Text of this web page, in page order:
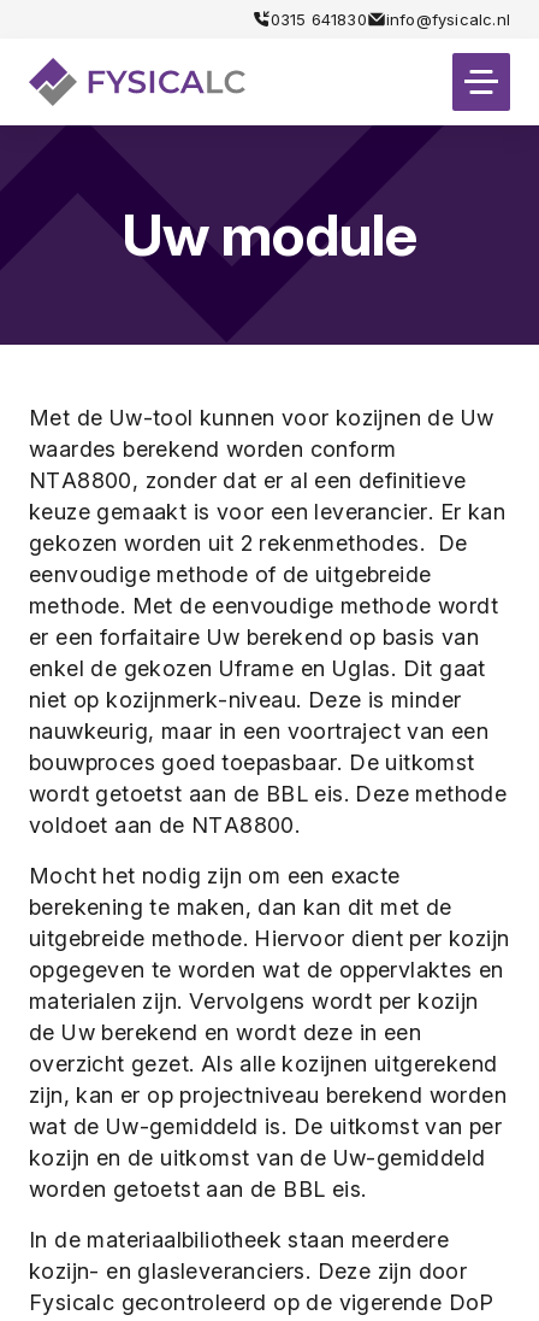
0315 641830 info@fysicalc.nl
Uw module
Met de Uw-tool kunnen voor kozijnen de Uw
waardes berekend worden conform
NTA8800, zonder dat er al een definitieve
keuze gemaakt is voor een leverancier. Er kan
gekozen worden uit 2 rekenmethodes. De
eenvoudige methode of de uitgebreide
methode. Met de eenvoudige methode wordt
er een forfaitaire Uw berekend op basis van
enkel de gekozen Uframe en Uglas. Dit gaat
niet op kozijnmerk-niveau. Deze is minder
nauwkeurig, maar in een voortraject van een
bouwproces goed toepasbaar. De uitkomst
wordt getoetst aan de BBL eis. Deze methode
voldoet aan de NTA8800.
Mocht het nodig zijn om een exacte
berekening te maken, dan kan dit met de
uitgebreide methode. Hiervoor dient per kozijn
opgegeven te worden wat de oppervlaktes en
materialen zijn. Vervolgens wordt per kozijn
de Uw berekend en wordt deze in een
overzicht gezet. Als alle kozijnen uitgerekend
zijn, kan er op projectniveau berekend worden
wat de Uw-gemiddeld is. De uitkomst van per
kozijn en de uitkomst van de Uw-gemiddeld
worden getoetst aan de BBL eis.
In de materiaalbiliotheek staan meerdere
kozijn- en glasleveranciers. Deze zijn door
Fysicalc gecontroleerd op de vigerende DoP